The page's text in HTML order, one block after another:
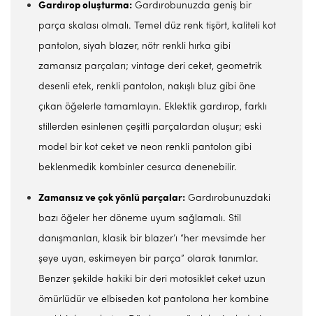
Gardırop oluşturma: Gardırobunuzda geniş bir
parça skalası olmalı. Temel düz renk tişört, kaliteli kot
pantolon, siyah blazer, nötr renkli hırka gibi
zamansız parçaları; vintage deri ceket, geometrik
desenli etek, renkli pantolon, nakışlı bluz gibi öne
çıkan öğelerle tamamlayın. Eklektik gardırop, farklı
stillerden esinlenen çeşitli parçalardan oluşur; eski
model bir kot ceket ve neon renkli pantolon gibi
beklenmedik kombinler cesurca denenebilir.
Zamansız ve çok yönlü parçalar: Gardırobunuzdaki
bazı öğeler her döneme uyum sağlamalı. Stil
danışmanları, klasik bir blazer’ı “her mevsimde her
şeye uyan, eskimeyen bir parça” olarak tanımlar.
Benzer şekilde hakiki bir deri motosiklet ceket uzun
ömürlüdür ve elbiseden kot pantolona her kombine